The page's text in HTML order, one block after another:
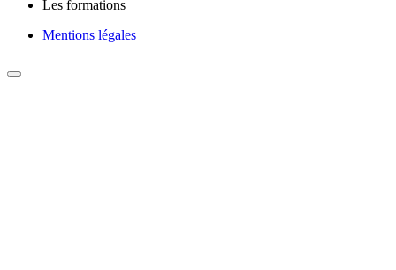
Les formations
Mentions légales